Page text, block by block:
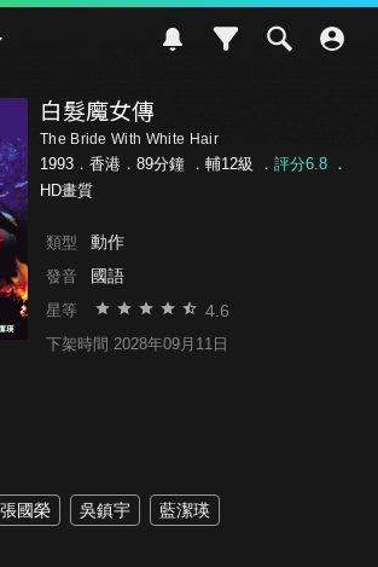
白髮魔女傳
The Bride With White Hair
1993．香港．89分鐘 ． 輔12級 ． 評分6.8．
HD畫質
類型 動作
發音 國語
星等 4.6
下架時間 2028年09月11日
張國榮 吳鎮宇 藍潔瑛